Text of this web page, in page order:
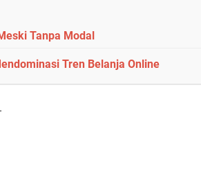
Tanpa Modal
Tren Belanja Online